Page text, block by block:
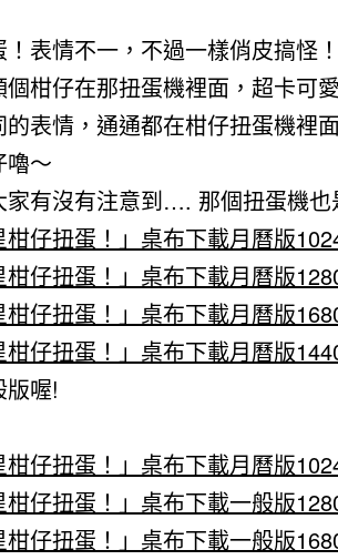
！表情不一，不過一樣俏皮搞怪
個柑仔在那扭蛋機裡面，超卡可
的表情，通通都在柑仔扭蛋機裡
嚕～
家有沒有注意到…. 那個扭蛋機也
柑仔扭蛋！」桌布下載月曆版
柑仔扭蛋！」桌布下載月曆版
柑仔扭蛋！」桌布下載月曆版
柑仔扭蛋！」桌布下載月曆版
版喔!
柑仔扭蛋！」桌布下載月曆版
柑仔扭蛋！」桌布下載一般版
柑仔扭蛋！」桌布下載一般版